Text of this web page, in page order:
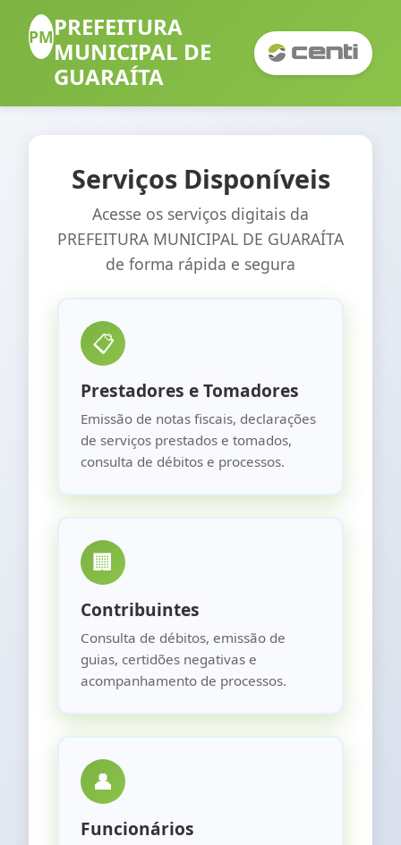
PMPREFEITURA
MUNICIPAL DE
GUARAÍTA
Serviços Disponíveis
Acesse os serviços digitais da
PREFEITURA MUNICIPAL DE GUARAÍTA
de forma rápida e segura
📋
Prestadores e Tomadores
Emissão de notas fiscais, declarações
de serviços prestados e tomados,
consulta de débitos e processos.
🏢
Contribuintes
Consulta de débitos, emissão de
guias, certidões negativas e
acompanhamento de processos.
👤
Funcionários